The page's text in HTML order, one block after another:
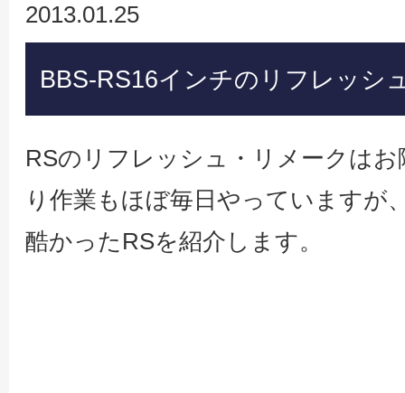
2013.01.25
BBS-RS16インチのリフレッシ
RSのリフレッシュ・リメークは
り作業もほぼ毎日やっていますが
酷かったRSを紹介します。